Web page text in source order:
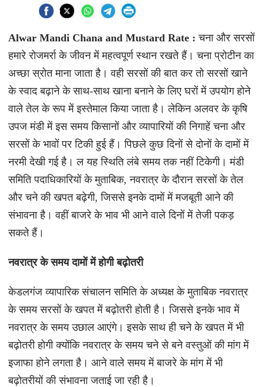
Alwar Mandi Chana and Mustard Rate :चना और सरसों
हमारे रोजमर्रा के जीवन में महत्वपूर्ण स्थान रखते हैं। चना प्रोटीन का
अच्छा स्रोत माना जाता है। वही सरसों की बात कर तो सरसों खाने
के स्वाद बढ़ाने के साथ-साथ खाना बनाने के लिए घरों में उपयोग होने
वाले तेल के रूप में इस्तेमाल किया जाता है। लेकिन अलवर के कृषि
उपज मंडी में इस समय किसानों और व्यापारियों की निगाहें चना और
सरसों के भावों पर टिकी हुई हैं। पिछले कुछ दिनों से दोनों के दामों में
नरमी देखी गई है। ल यह स्थिति लंबे समय तक नहीं टिकेगी। मंडी
समिति पदाधिकारियों के मुताबिक, नवरात्र के दौरान सरसों के तेल
और चने की खपत बढ़ेगी, जिससे इनके दामों में मजबूती आने की
संभावना है। वहीं बाजरे के भाव भी आने वाले दिनों में तेजी पकड़
सकते हैं।
नवरात्र के समय दामों में होगी बढ़ोतरी
केडलगंज व्यापारिक संचालन समिति के अध्यक्ष के मुताबिक नवरात्र
के समय सरसों के खपत में बढ़ोतरी होती है। जिससे इनके भाव में
नवरात्र के समय उछाल आएंगे। इसके साथ ही चने के खपत में भी
बढ़ोतरी होगी क्योंकि नवरात्र के समय चने से बने वस्तुओं की मांग में
इजाफा होने लगता है। आने वाले समय में बाजरे के मांग में भी
बढ़ोतरीयों की संभावना जताई जा रही है।